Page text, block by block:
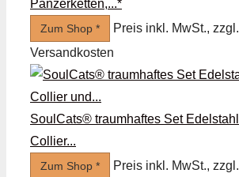
Panzerketten,...*
Zum Shop *
Preis inkl. MwSt., zzgl.
Versandkosten
SoulCats® traumhaftes Set Edelstahl
Collier...
Zum Shop *
Preis inkl. MwSt., zzgl.